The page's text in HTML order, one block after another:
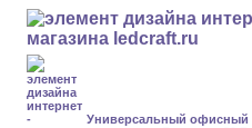
Универсальный офисный